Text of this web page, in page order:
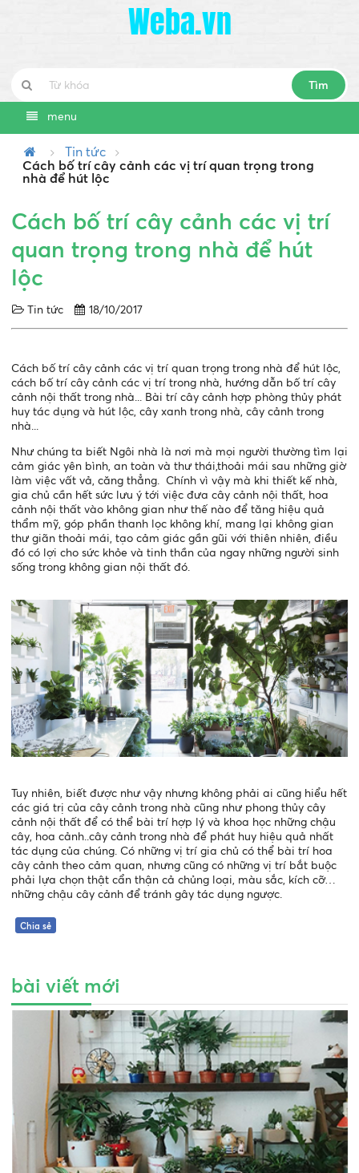
Weba.vn
Tìm
menu
Tin tức
Cách bố trí cây cảnh các vị trí quan trọng trong
nhà để hút lộc
Cách bố trí cây cảnh các vị trí
quan trọng trong nhà để hút
lộc
Tin tức 18/10/2017
Cách bố trí cây cảnh các vị trí quan trọng trong nhà để hút lộc,
cách bố trí cây cảnh các vị trí trong nhà, hướng dẫn bố trí cây
cảnh nội thất trong nhà... Bài trí cây cảnh hợp phòng thủy phát
huy tác dụng và hút lộc, cây xanh trong nhà, cây cảnh trong
nhà...
Như chúng ta biết Ngôi nhà là nơi mà mọi người thường tìm lại
cảm giác yên bình, an toàn và thư thái,thoải mái sau những giờ
làm việc vất vả, căng thẳng. Chính vì vậy mà khi thiết kế nhà,
gia chủ cần hết sức lưu ý tới việc đưa cây cảnh nội thất, hoa
cảnh nội thất vào không gian như thế nào để tăng hiệu quả
thẩm mỹ, góp phần thanh lọc không khí, mang lại không gian
thư giãn thoải mái, tạo cảm giác gần gũi với thiên nhiên, điều
đó có lợi cho sức khỏe và tinh thần của ngay những người sinh
sống trong không gian nội thất đó.
Tuy nhiên, biết được như vậy nhưng không phải ai cũng hiểu hết
các giá trị của cây cảnh trong nhà cũng như phong thủy cây
cảnh nội thất để có thể bài trí hợp lý và khoa học những chậu
cây, hoa cảnh..cây cảnh trong nhà để phát huy hiệu quả nhất
tác dụng của chúng. Có những vị trí gia chủ có thể bài trí hoa
cây cảnh theo cảm quan, nhưng cũng có những vị trí bắt buộc
phải lựa chọn thật cẩn thận cả chủng loại, màu sắc, kích cỡ…
những chậu cây cảnh để tránh gây tác dụng ngược.
Chia sẻ
bài viết mới